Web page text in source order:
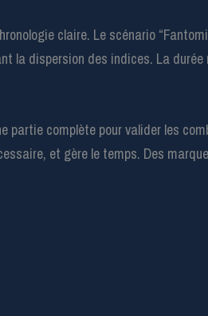
claire. Le scénario
la dispersion des indices. La
partie complète pour valider les
et gère le temps. Des